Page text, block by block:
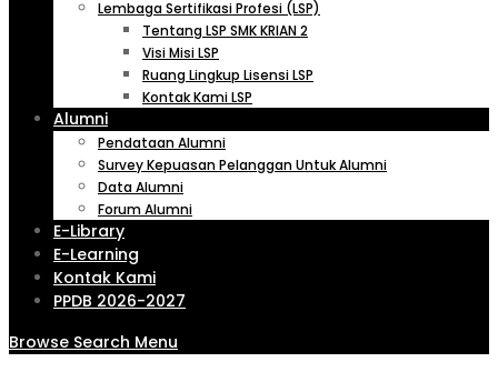
Lembaga Sertifikasi Profesi (LSP)
Tentang LSP SMK KRIAN 2
Visi Misi LSP
Ruang Lingkup Lisensi LSP
Kontak Kami LSP
Alumni
Pendataan Alumni
Survey Kepuasan Pelanggan Untuk Alumni
Data Alumni
Forum Alumni
E-Library
E-Learning
Kontak Kami
PPDB 2026-2027
Browse Search Menu